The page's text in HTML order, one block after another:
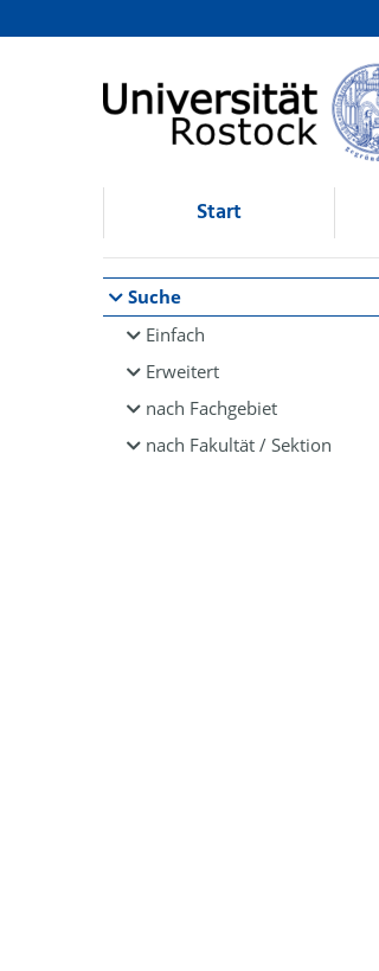
Browsen
direkt zum Inhalt
Start
Suche
Einfach
Erweitert
nach Fachgebiet
nach Fakultät / Sektion